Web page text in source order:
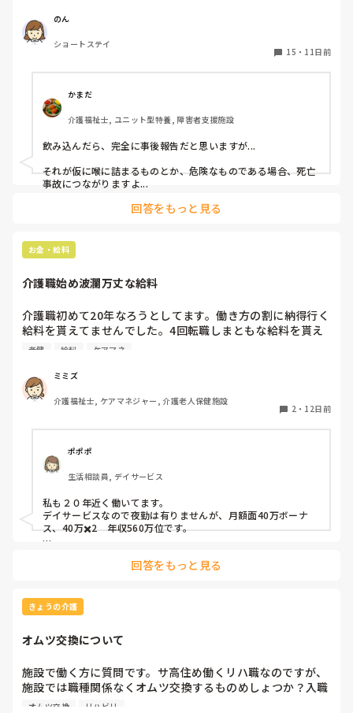
い。なんならヒヤリも書かなくていいよ。と言われました。
私は書いた方が後からなんかあったらダメだからと言いまし
たがめんどくさいし見た感じ大丈夫そうだから！
皆さんの施設ではクーピーやティッシュ等の異食行為があっ
た際事故報告書に書きますか？
それともヒヤリハットを書きますか？
ぜひ教えてください。
のん
ショートステイ
15 ・ 11日前
かまだ
介護福祉士, ユニット型特養, 障害者支援施設
飲み込んだら、完全に事後報告だと思いますが...
それが仮に喉に詰まるものとか、危険なものである場合、死亡
事故につながりますよ...
回答をもっと見る
お金・給料
介護職始め波瀾万丈な給料
介護職初めて20年なろうとしてます。働き方の割に納得行く
給料を貰えてませんでした。4回転職しまともな給料を貰え
るようになりました。
介福の資格とり新卒なのにわかるの前提でかなりのパワハラ
職場で1年で退職。年収210万でした。
②特養
いい方。1年しないで退職したので推定年収150万
ケアマネ兼務で18年近く頑張りましたが業績悪化で給料50
万近くダウンし退職。最後年収400万でした。18年間サービ
ス残業
④老健
ケアマネ業務なしで前の職場とやる事はそこまで変わりませ
んが、年収530万になりました。
老健 給料 ケアマネ
ミミズ
介護福祉士, ケアマネジャー, 介護老人保健施設
2・ 12日前
ポポポ
生活相談員, デイサービス
私も２０年近く働いてます。
デイサービスなので夜勤は有りませんが、月額面40万ボーナ
ス、40万✖️2　年収560万位です。
回答をもっと見る
きょうの介護
オムツ交換について
施設で働く方に質問です。サ高住め働くリハ職なのですが、
施設では職種関係なくオムツ交換するものめしょつか？入職
した当初は、オムツ交換をヘルパーさんにお願いしていまし
オムツ交換 リハビリ